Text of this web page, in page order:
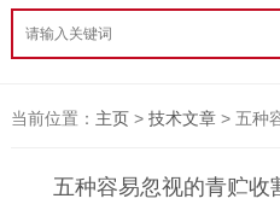
当前位置： 主页> 技术文章> 五种容
五种容易忽视的青贮收